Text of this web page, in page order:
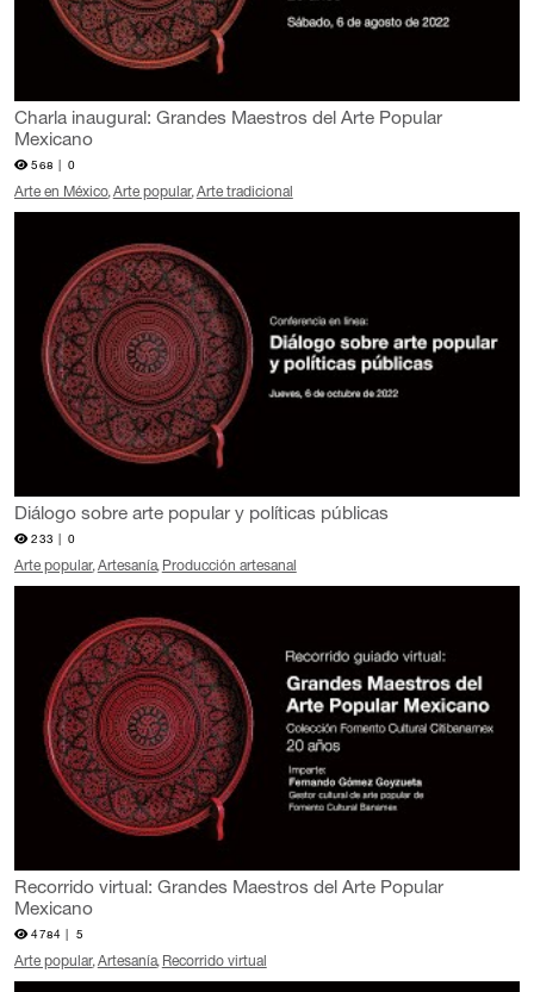
Charla inaugural: Grandes Maestros del Arte Popular
Mexicano
568 | 0
Arte en México Arte popular Arte tradicional
Diálogo sobre arte popular y políticas públicas
233 | 0
Arte popular Artesanía Producción artesanal
Recorrido virtual: Grandes Maestros del Arte Popular
Mexicano
4784 | 5
Arte popular Artesanía Recorrido virtual